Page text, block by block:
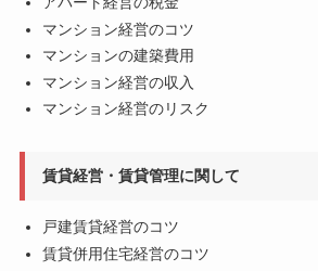
マンション経営のコツ
マンションの建築費用
マンション経営の収入
マンション経営のリスク
賃貸経営・賃貸管理に関して
戸建賃貸経営のコツ
賃貸併用住宅経営のコツ